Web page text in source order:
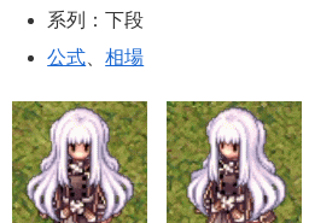
系列：下段
公式 、相場